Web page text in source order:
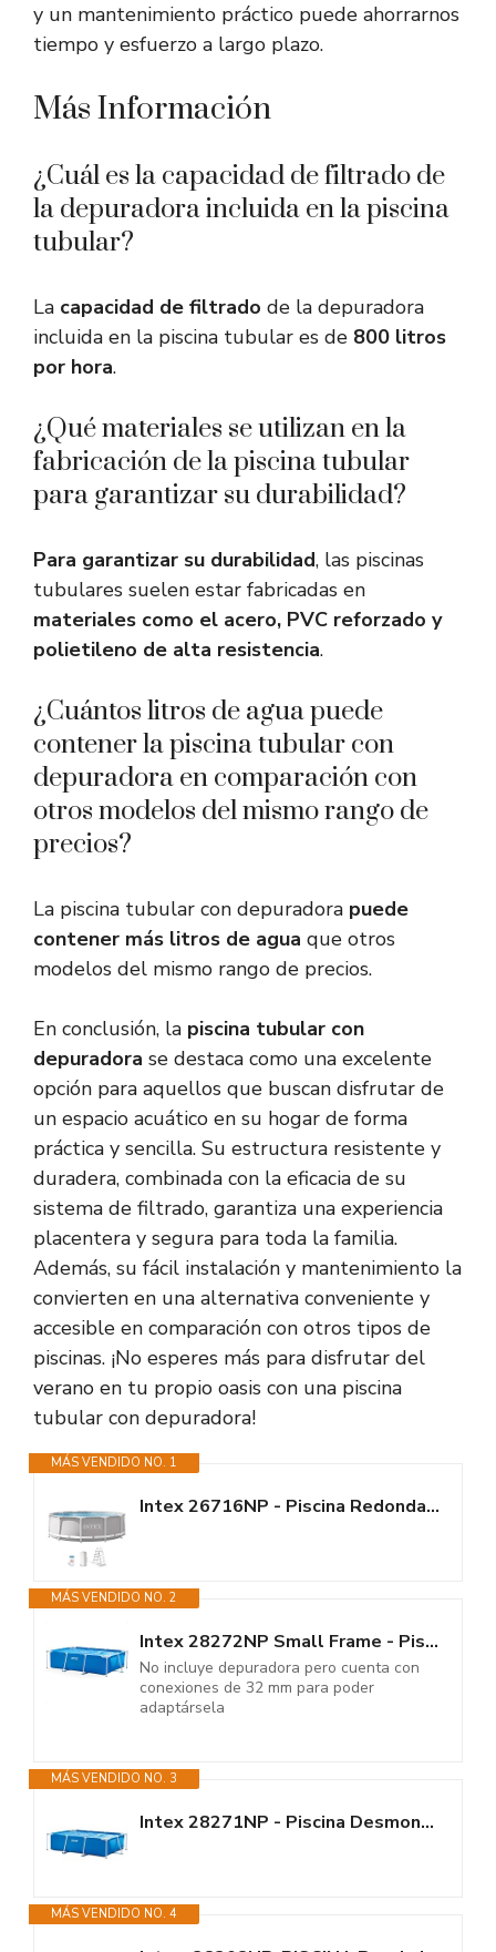
y un mantenimiento práctico puede ahorrarnos
tiempo y esfuerzo a largo plazo.
Más Información
¿Cuál es la capacidad de filtrado de
la depuradora incluida en la piscina
tubular?
La capacidad de filtrado de la depuradora
incluida en la piscina tubular es de 800 litros
por hora.
¿Qué materiales se utilizan en la
fabricación de la piscina tubular
para garantizar su durabilidad?
Para garantizar su durabilidad, las piscinas
tubulares suelen estar fabricadas en
materiales como el acero, PVC reforzado y
polietileno de alta resistencia.
¿Cuántos litros de agua puede
contener la piscina tubular con
depuradora en comparación con
otros modelos del mismo rango de
precios?
La piscina tubular con depuradora puede
contener más litros de agua que otros
modelos del mismo rango de precios.
En conclusión, la piscina tubular con
depuradora se destaca como una excelente
opción para aquellos que buscan disfrutar de
un espacio acuático en su hogar de forma
práctica y sencilla. Su estructura resistente y
duradera, combinada con la eficacia de su
sistema de filtrado, garantiza una experiencia
placentera y segura para toda la familia.
Además, su fácil instalación y mantenimiento la
convierten en una alternativa conveniente y
accesible en comparación con otros tipos de
piscinas. ¡No esperes más para disfrutar del
verano en tu propio oasis con una piscina
tubular con depuradora!
MÁS VENDIDO NO. 1
Intex 26716NP - Piscina Redonda Desmontable intex Prisma Frame 366x99 cm...
MÁS VENDIDO NO. 2
Intex 28272NP Small Frame - Piscina Desmontable, 300 x 200 x 75 cm, 3.834...
No incluye depuradora pero cuenta con
conexiones de 32 mm para poder
adaptársela
MÁS VENDIDO NO. 3
Intex 28271NP - Piscina Desmontable Small Frame 260 x 160 x 65 cm, 2.282...
MÁS VENDIDO NO. 4